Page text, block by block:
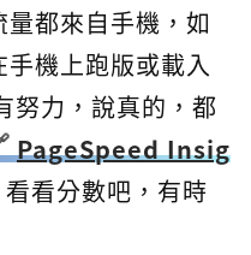
都來自手機，如
機上跑版或載入
努力，說真的，都
PageSpeed Insig
看分數吧，有時